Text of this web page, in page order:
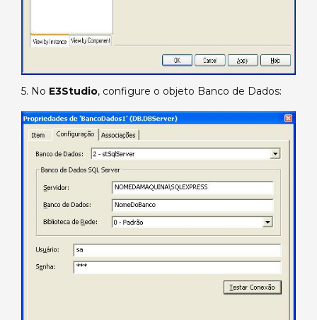
5. No E3Studio, configure o objeto Banco de Dados: